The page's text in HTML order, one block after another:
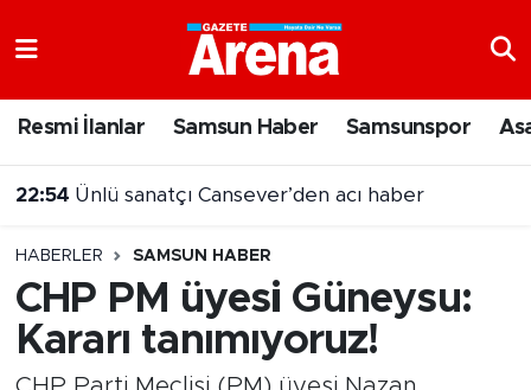
Resmi İlanlar Samsun Haber Samsunspor
22:54 Ünlü sanatçı Cansever’den acı haber
HABERLER SAMSUN HABER
CHP PM üyesi Güneysu:
Kararı tanımıyoruz!
Samsun Namaz Vakitleri
Süper Lig Puan Durumu ve Fikstür